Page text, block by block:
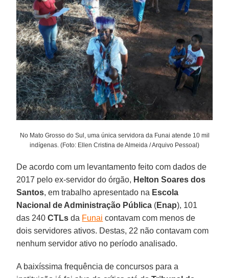
No Mato Grosso do Sul, uma única servidora da Funai atende 10 mil
indígenas. (Foto: Ellen Cristina de Almeida / Arquivo Pessoal)
De acordo com um levantamento feito com dados de
2017 pelo ex-servidor do órgão, Helton Soares dos
Santos, em trabalho apresentado na Escola
Nacional de Administração Pública (Enap), 101
das 240CTLs da Funai contavam com menos de
dois servidores ativos. Destas, 22 não contavam com
nenhum servidor ativo no período analisado.
A baixíssima frequência de concursos para a